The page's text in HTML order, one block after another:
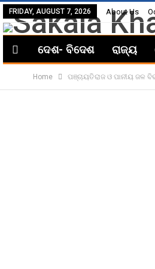
FRIDAY, AUGUST 7, 2026 About Us
ଦେଶ- ବିଦେଶ ରାଜ୍ୟ
Home ପଞ୍ଚାୟତିରାଜ ଓ ପାନୀୟ ଜଳ